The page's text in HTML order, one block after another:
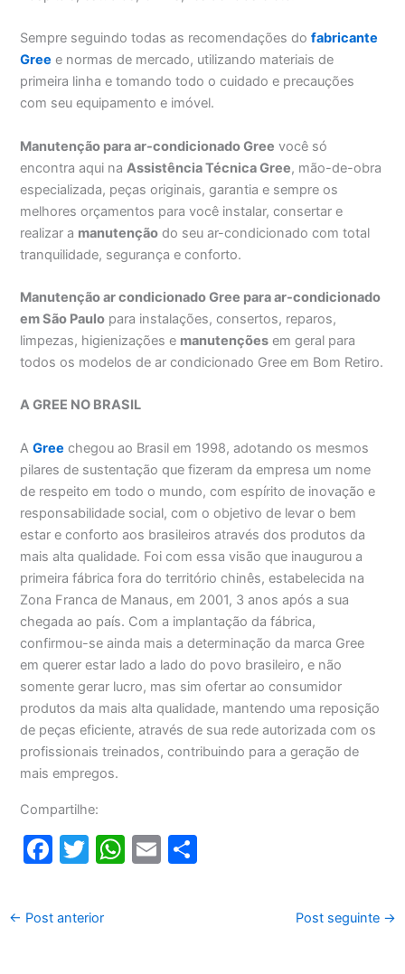
Sempre seguindo todas as recomendações dofabricante
Gree e normas de mercado, utilizando materiais de
primeira linha e tomando todo o cuidado e precauções
com seu equipamento e imóvel.
Manutenção para ar-condicionado Gree você só
encontra aqui na Assistência Técnica Gree, mão-de-obra
especializada, peças originais, garantia e sempre os
melhores orçamentos para você instalar, consertar e
realizar a manutenção do seu ar-condicionado com total
tranquilidade, segurança e conforto.
Manutenção ar condicionado Gree para ar-condicionado
em São Paulo para instalações, consertos, reparos,
limpezas, higienizações e manutenções em geral para
todos os modelos de ar condicionado Gree em Bom Retiro.
A GREE NO BRASIL
AGree chegou ao Brasil em 1998, adotando os mesmos
pilares de sustentação que fizeram da empresa um nome
de respeito em todo o mundo, com espírito de inovação e
responsabilidade social, com o objetivo de levar o bem
estar e conforto aos brasileiros através dos produtos da
mais alta qualidade. Foi com essa visão que inaugurou a
primeira fábrica fora do território chinês, estabelecida na
Zona Franca de Manaus, em 2001, 3 anos após a sua
chegada ao país. Com a implantação da fábrica,
confirmou-se ainda mais a determinação da marca Gree
em querer estar lado a lado do povo brasileiro, e não
somente gerar lucro, mas sim ofertar ao consumidor
produtos da mais alta qualidade, mantendo uma reposição
de peças eficiente, através de sua rede autorizada com os
profissionais treinados, contribuindo para a geração de
mais empregos.
Compartilhe:
F
c
e
T
itt
er
W E
← Post anterior Post seguinte →